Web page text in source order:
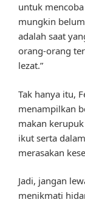
untuk
mungkin
adalah saat
orang-orang
lezat.”
Tak hanya itu,
menampilkan
makan
ikut serta
merasakan
Jadi, jangan
menikmati